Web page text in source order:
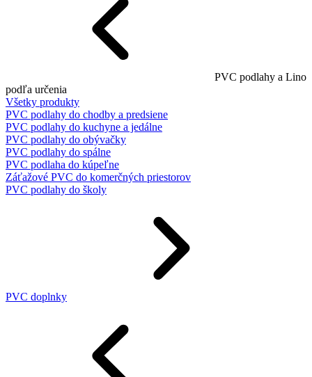
PVC podlahy a Lino
podľa určenia
Všetky produkty
PVC podlahy do chodby a predsiene
PVC podlahy do kuchyne a jedálne
PVC podlahy do obývačky
PVC podlahy do spálne
PVC podlaha do kúpeľne
Záťažové PVC do komerčných priestorov
PVC podlahy do školy
PVC doplnky